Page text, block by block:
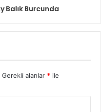
Balık Burcunda
Gerekli alanlar * ile